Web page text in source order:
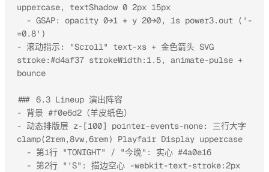
uppercase, textShadow 0 2px 15px
=0.8')
- 滚动指示: "Scroll" text-xs + 金色箭头 SVG
stroke:#d4af37 strokeWidth:1.5, animate-pulse +
bounce
### 6.3 Lineup 演出阵容
- 背景 #f0e6d2（羊皮纸色）
- 动态排版层 z-[100] pointer-events-none: 三行大字
clamp(2rem,8vw,6rem) Playfair Display uppercase